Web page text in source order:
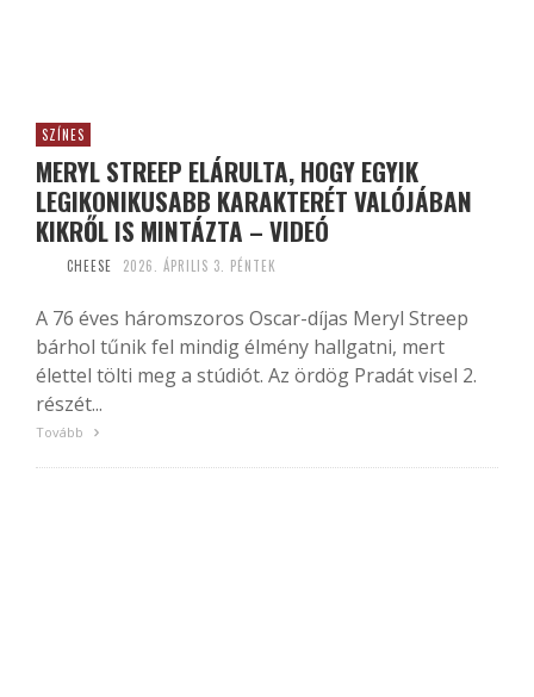
SZÍNES
MERYL STREEP ELÁRULTA, HOGY EGYIK
LEGIKONIKUSABB KARAKTERÉT VALÓJÁBAN
KIKRŐL IS MINTÁZTA – VIDEÓ
CHEESE 2026. ÁPRILIS 3. PÉNTEK
A 76 éves háromszoros Oscar-díjas Meryl Streep
bárhol tűnik fel mindig élmény hallgatni, mert
élettel tölti meg a stúdiót. Az ördög Pradát visel 2.
részét...
Tovább